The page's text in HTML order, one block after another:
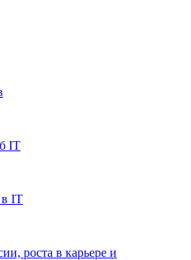
IT
в IT
роста в карьере и